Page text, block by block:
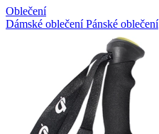
Oblečení
Dámské oblečeníPánské oblečení